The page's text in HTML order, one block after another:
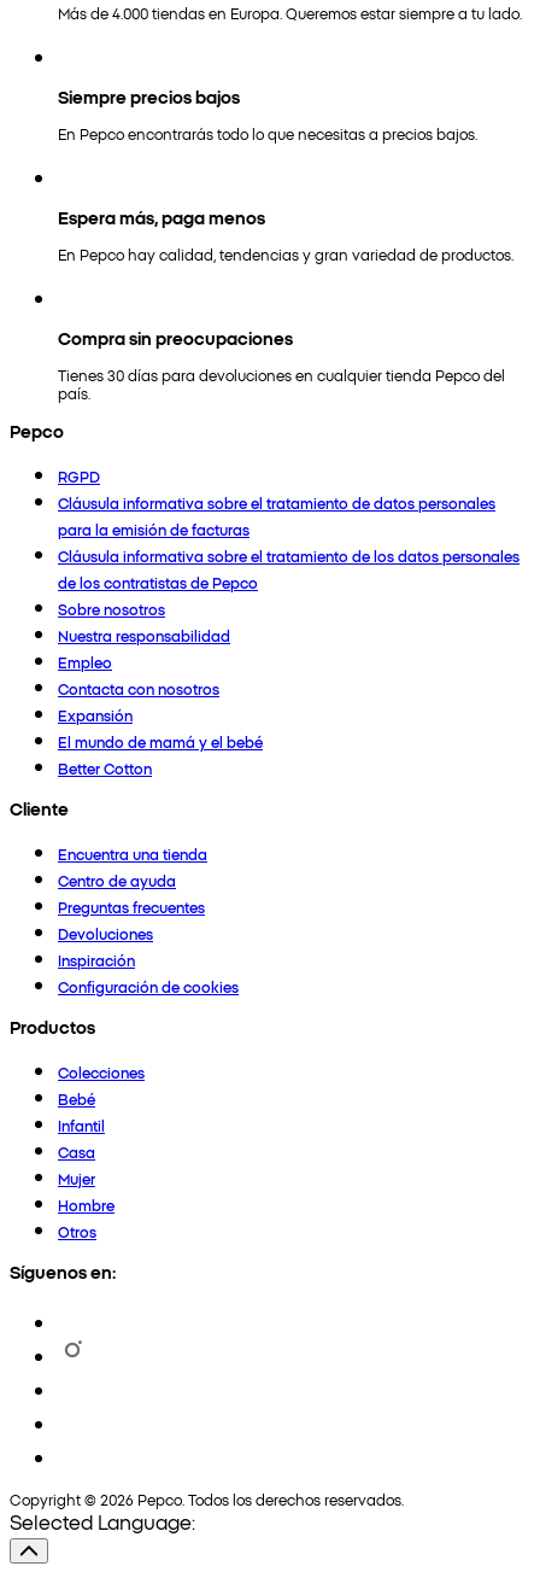
Más de 4.000 tiendas en Europa. Queremos estar siempre a tu lado.
Siempre precios bajos
En Pepco encontrarás todo lo que necesitas a precios bajos.
Espera más, paga menos
En Pepco hay calidad, tendencias y gran variedad de productos.
Compra sin preocupaciones
Tienes 30 días para devoluciones en cualquier tienda Pepco del
país.
Pepco
RGPD
Cláusula informativa sobre el tratamiento de datos personales
para la emisión de facturas
Cláusula informativa sobre el tratamiento de los datos personales
de los contratistas de Pepco
Sobre nosotros
Nuestra responsabilidad
Empleo
Contacta con nosotros
Expansión
El mundo de mamá y el bebé
Better Cotton
Cliente
Encuentra una tienda
Centro de ayuda
Preguntas frecuentes
Devoluciones
Inspiración
Configuración de cookies
Productos
Colecciones
Bebé
Infantil
Casa
Mujer
Hombre
Otros
Síguenos en:
Copyright © 2026 Pepco. Todos los derechos reservados.
Selected Language: